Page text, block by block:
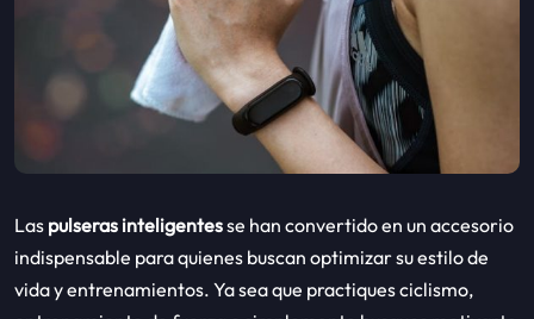
Las pulseras inteligentesse han convertido en un accesorio
indispensable para quienes buscan optimizar su estilo de
vida y entrenamientos. Ya sea que practiques ciclismo,